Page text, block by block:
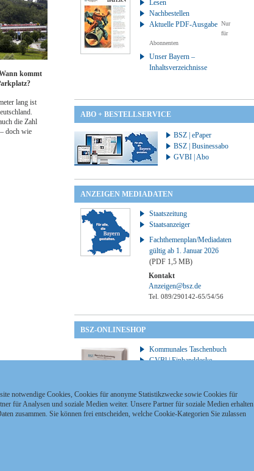
kommt
lang ist
.
die Zahl
doch wie
Lesen
Nachbestellen
Aktuelle PDF-Ausgabe Nur
für
Abonnenten
Unser Bayern –
Inhaltsverzeichnisse
ABO + BESTELLSERVICE
BSZ | ePaper
BSZ | Businessabo
GVBI | Abo
ANZEIGEN MEDIADATEN
Staatszeitung
Staatsanzeiger
Fachthemenplan/Mediadaten
gültig ab 1. Januar 2026
(PDF 1,5 MB)
Kontakt
Anzeigen@bsz.de
Tel. 089/290142-65/54/56
BSZ-ONLINESHOP
Kommunales Taschenbuch
GVBl | Einbanddecke
notwendige Cookies, Cookies für anonyme Statistikzwecke sowie Cookies für
für Analysen und soziale Medien weiter. Unsere Partner für soziale Medien erhalten
zusammen. Sie können frei entscheiden, welche Cookie-Kategorien Sie zulassen